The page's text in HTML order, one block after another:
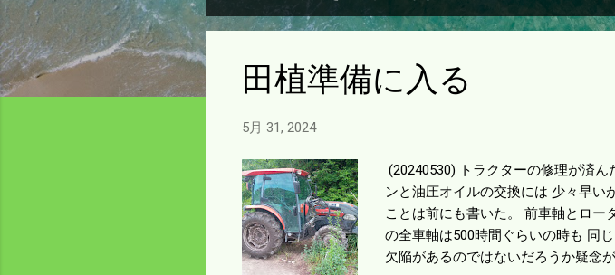
稿
田植準備に入る
5月 31, 2024
(20240530) トラクターの修理が済
ンと油圧オイルの交換には 少々早い
ことは前にも書いた。 前車軸とロー
の全車軸は500時間ぐらいの時も 同
欠陥があるのではないだろうか疑念